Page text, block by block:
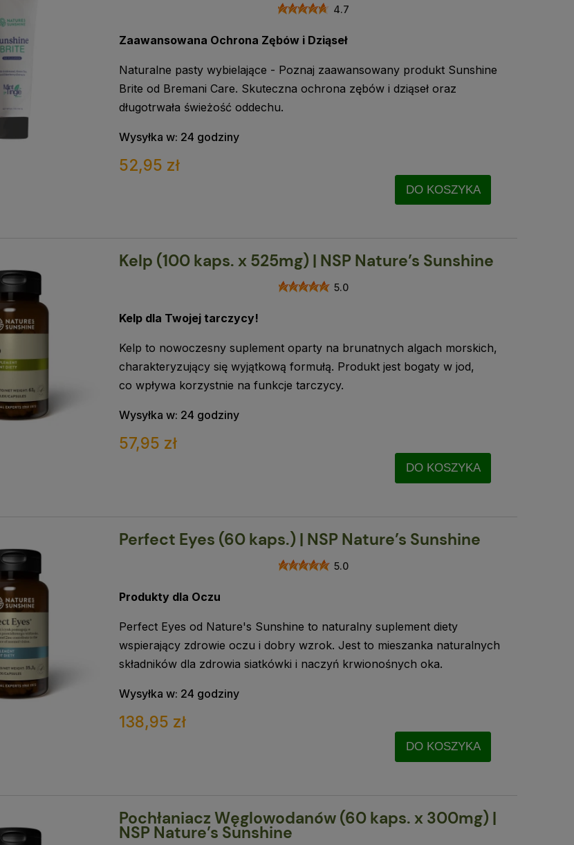
4.7
Zaawansowana Ochrona Zębów i Dziąseł
Naturalne pasty wybielające - Poznaj zaawansowany produkt Sunshine
Brite od Bremani Care. Skuteczna ochrona zębów i dziąseł oraz
długotrwała świeżość oddechu.
Wysyłka w: 24 godziny
52,95 zł
DO KOSZYKA
Kelp (100 kaps. x 525mg) | NSP Nature’s Sunshine
5.0
Kelp dla Twojej tarczycy!
Kelp to nowoczesny suplement oparty na brunatnych algach morskich,
charakteryzujący się wyjątkową formułą. Produkt jest bogaty w jod,
co wpływa korzystnie na funkcje tarczycy.
Wysyłka w: 24 godziny
57,95 zł
DO KOSZYKA
Perfect Eyes (60 kaps.) | NSP Nature’s Sunshine
5.0
Produkty dla Oczu
Perfect Eyes od Nature's Sunshine to naturalny suplement diety
wspierający zdrowie oczu i dobry wzrok. Jest to mieszanka naturalnych
składników dla zdrowia siatkówki i naczyń krwionośnych oka.
Wysyłka w: 24 godziny
138,95 zł
DO KOSZYKA
Pochłaniacz Węglowodanów (60 kaps. x 300mg) |
NSP Nature’s Sunshine